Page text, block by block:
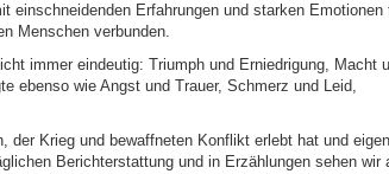
einschneidenden Erfahrungen und starken Emotionen
Menschen verbunden.
immer eindeutig: Triumph und Erniedrigung, Macht
ebenso wie Angst und Trauer, Schmerz und Leid,
der Krieg und bewaffneten Konflikt erlebt hat und
Berichterstattung und in Erzählungen sehen wir